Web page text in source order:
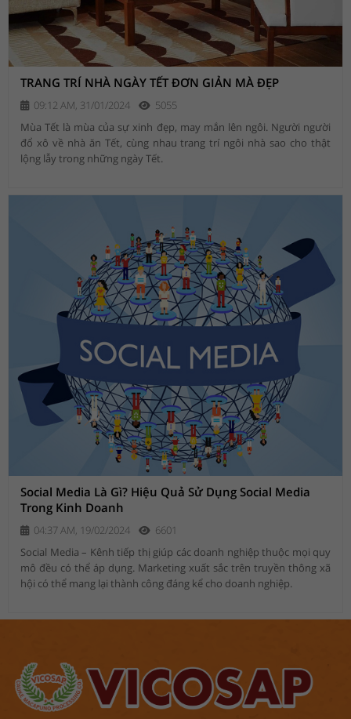
TRANG TRÍ NHÀ NGÀY TẾT ĐƠN GIẢN MÀ ĐẸP
09:12 AM, 31/01/2024
5055
Mùa Tết là mùa của sự xinh đẹp, may mắn lên ngôi. Người người
đổ xô về nhà ăn Tết, cùng nhau trang trí ngôi nhà sao cho thật
lộng lẫy trong những ngày Tết.
Social Media Là Gì? Hiệu Quả Sử Dụng Social Media
Trong Kinh Doanh
04:37 AM, 19/02/2024
6601
Social Media – Kênh tiếp thị giúp các doanh nghiệp thuộc mọi quy
mô đều có thể áp dụng. Marketing xuất sắc trên truyền thông xã
hội có thể mang lại thành công đáng kể cho doanh nghiệp.